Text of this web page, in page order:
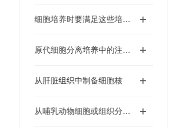
细胞培养时要满足这些培养条件
原代细胞分离培养中的注意事项
从肝脏组织中制备细胞核
从哺乳动物细胞或组织分离DNA